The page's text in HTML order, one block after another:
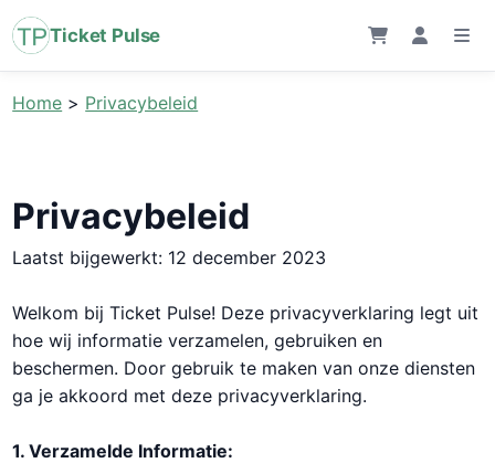
Ticket Pulse
Home > Privacybeleid
Privacybeleid
Laatst bijgewerkt: 12 december 2023
Welkom bij Ticket Pulse! Deze privacyverklaring legt uit
hoe wij informatie verzamelen, gebruiken en
beschermen. Door gebruik te maken van onze diensten
ga je akkoord met deze privacyverklaring.
1. Verzamelde Informatie: